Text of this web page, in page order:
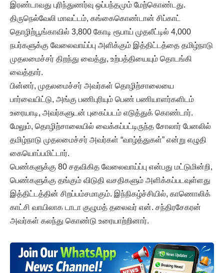
இரண்டாவது புரிந்துணர்வு ஒப்பந்தமும் மேற்கொண்டது.
திருநெல்வேலி மாவட்டம், கங்கைகொண்டான் சிப்காட்
தொழிற்பூங்காவில் 3,800 கோடி ரூபாய் முதலீட்டில் 4,000
நபர்களுக்கு வேலைவாய்ப்பு அளிக்கும் இத்திட்டத்தை தமிழ்நாடு
முதலமைச்சர் திறந்து வைத்து, உற்பத்தியையும் தொடங்கி
வைத்தார்.
பின்னர், முதலமைச்சர் அவர்கள் தொழிற்சாலையை
பார்வையிட்டு, அங்கு பணிபுரியும் பெண் பணியாளர்களிடம்
உரையாடி, அவர்களுடன் புகைப்படம் எடுத்துக் கொண்டார்.
மேலும், தொழிற்சாலையில் வைக்கப்பட்டிருந்த சோலார் பேனலில்
தமிழ்நாடு முதலமைச்சர் அவர்கள் “வாழ்த்துகள்” என்று எழுதி
கையொப்பமிட்டார்.
பெண்களுக்கு 80 சதவிகித வேலைவாய்ப்பு என்பது மட்டுமின்றி,
பெண்களுக்கு தங்கும் விடுதி வசதிகளும் அளிக்கப்படவுள்ளது
இத்திட்டத்தின் சிறப்பம்சமாகும். இந்நிகழ்ச்சியில், காணொலிக்
காட்சி வாயிலாக டாடா குழுமத் தலைவர் என். சந்திரசேகரன்
அவர்கள் கலந்து கொண்டு உரையாற்றினார்.